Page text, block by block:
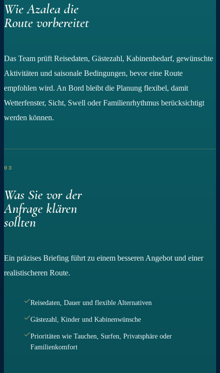
Wie Azalea die
Route vorbereitet
Das Team prüft Reisedaten, Gästezahl, Kabinenbedarf, gewünschte
Aktivitäten und saisonale Bedingungen, bevor eine Route
empfohlen wird. An Bord bleibt die Planung flexibel, damit
Wetterfenster, Sicht, Swell oder Familienrhythmus berücksichtigt
werden können.
03
Was Sie vor der
Anfrage klären
sollten
Ein präzises Briefing führt zu einem besseren Angebot und einer
realistischeren Route.
Reisedaten, Dauer und flexible Alternativen
Gästezahl, Kinder und Kabinenwünsche
Prioritäten wie Tauchen, Surfen, Privatsphäre oder
Familienkomfort